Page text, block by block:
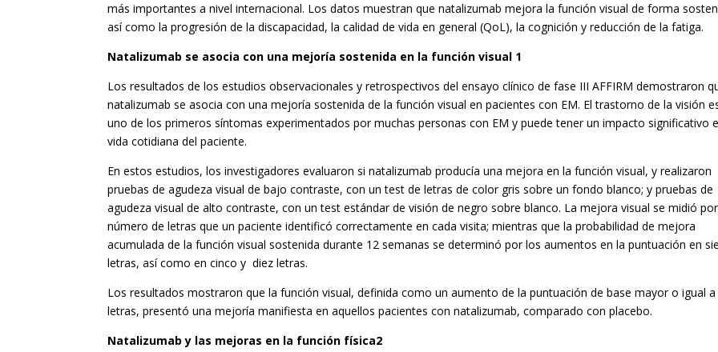
más importantes a nivel internacional. Los datos muestran que natalizumab mejora la función visual de forma
así como la progresión de la discapacidad, la calidad de vida en general (QoL), la cognición y reducción de la fatiga.
Natalizumab se asocia con una mejoría sostenida en la función visual 1
Los resultados de los estudios observacionales y retrospectivos del ensayo clínico de fase III AFFIRM demostraron
natalizumab se asocia con una mejoría sostenida de la función visual en pacientes con EM. El trastorno de la visión
uno de los primeros síntomas experimentados por muchas personas con EM y puede tener un impacto significativo
vida cotidiana del paciente.
En estos estudios, los investigadores evaluaron si natalizumab producía una mejora en la función visual, y realizaron
pruebas de agudeza visual de bajo contraste, con un test de letras de color gris sobre un fondo blanco; y pruebas de
agudeza visual de alto contraste, con un test estándar de visión de negro sobre blanco. La mejora visual se midió
número de letras que un paciente identificó correctamente en cada visita; mientras que la probabilidad de mejora
acumulada de la función visual sostenida durante 12 semanas se determinó por los aumentos en la puntuación en
letras, así como en cinco y diez letras.
Los resultados mostraron que la función visual, definida como un aumento de la puntuación de base mayor o igual a
letras, presentó una mejoría manifiesta en aquellos pacientes con natalizumab, comparado con placebo.
Natalizumab y las mejoras en la función física2